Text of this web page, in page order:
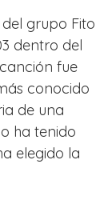
grupo Fito
dentro del
fue
conocido
de una
ha tenido
elegido la